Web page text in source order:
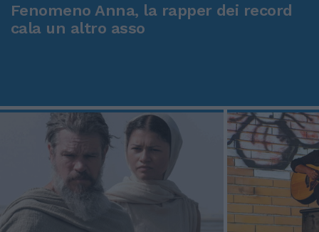
Fenomeno Anna, la rapper dei record
cala un altro asso